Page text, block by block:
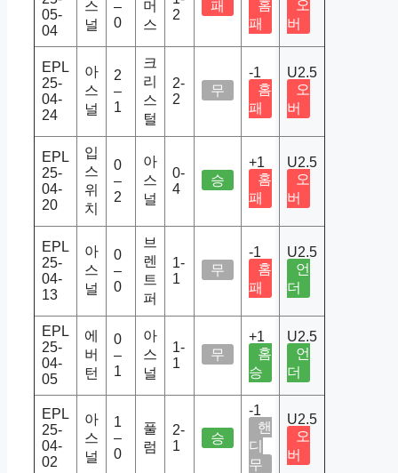
05-
04
스
널
–
0
머
스
2
패
홈
패
오
버
EPL
25-
04-
24
아
스
널
2
–
1
크
리
스
털
2-
2
무
-1
홈
패
U2.5
오
버
EPL
25-
04-
20
입
스
위
치
0
–
2
아
스
널
0-
4
승
+1
홈
패
U2.5
오
버
EPL
25-
04-
13
아
스
널
0
–
0
브
렌
트
퍼
1-
1
무
-1
홈
패
U2.5
언
더
EPL
25-
04-
05
에
버
턴
0
–
1
아
스
널
1-
1
무
+1
홈
승
U2.5
언
더
EPL
25-
04-
02
아
스
널
1
–
0
풀
럼
2-
1
승
-1
핸
디
무
U2.5
오
버